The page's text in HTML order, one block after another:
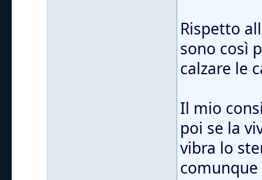
Rispetto
sono così
calzare le
Il mio
poi se la
vibra lo